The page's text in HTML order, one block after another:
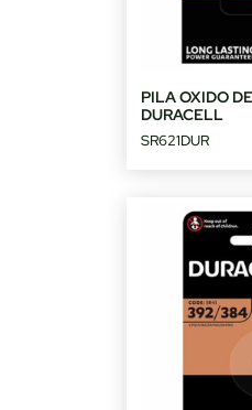
PILA OXIDO
DURACELL
SR621DUR